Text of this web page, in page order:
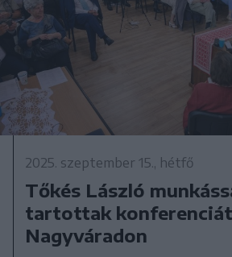
2025. szeptember 15., hétfő
Tőkés László
tartottak konferenciát
Nagyváradon